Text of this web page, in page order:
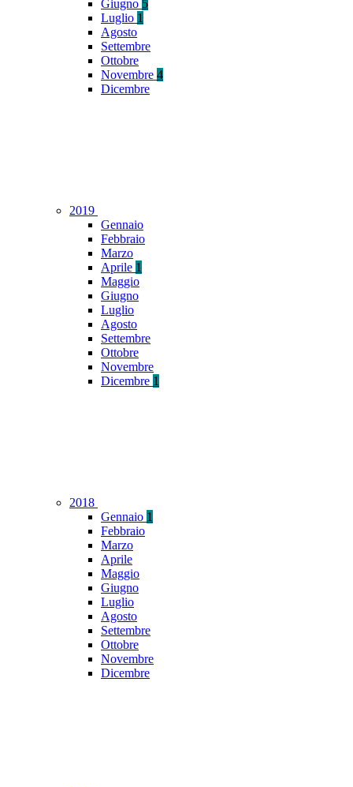
Giugno 5
Luglio 1
Agosto
Settembre
Ottobre
Novembre 4
Dicembre
2019
Gennaio
Febbraio
Marzo
Aprile 1
Maggio
Giugno
Luglio
Agosto
Settembre
Ottobre
Novembre
Dicembre 1
2018
Gennaio 1
Febbraio
Marzo
Aprile
Maggio
Giugno
Luglio
Agosto
Settembre
Ottobre
Novembre
Dicembre